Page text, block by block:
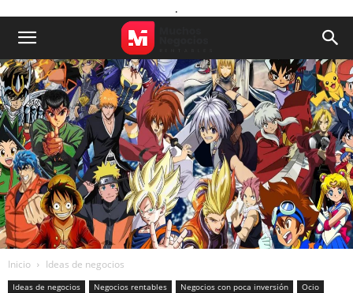
.
Inicio Ideas de negocios
Ideas de negocios Negocios rentables Negocios con poca inversión Ocio